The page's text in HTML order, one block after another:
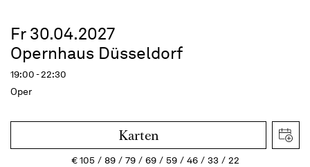
Fr 30.04.2027
Opernhaus Düsseldorf
19:00 - 22:30
Oper
Karten
€105 89 79 69 59 46 33 22